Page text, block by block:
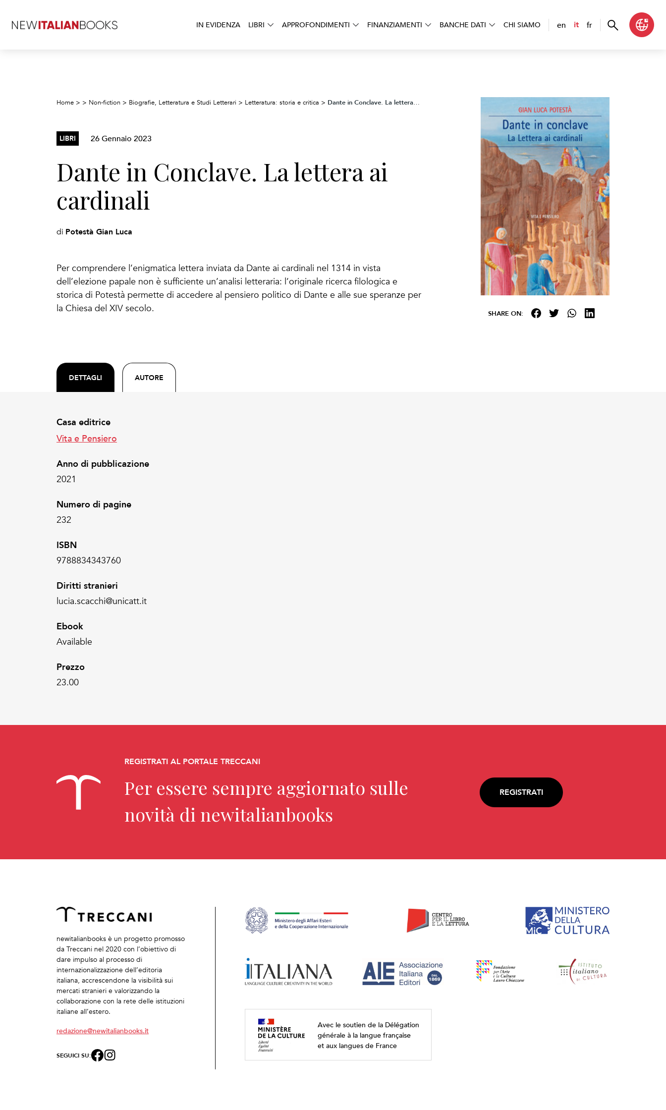
IN EVIDENZA LIBRI APPROFONDIMENTI FINANZIAMENTI BANCHE DATI CHI SIAMO en it fr
Home > > Non-fiction > Biografie, Letteratura e Studi Letterari > Letteratura: storia e critica > Dante in Conclave. La lettera ai cardinali
LIBRI 26 Gennaio 2023
Dante in Conclave. La lettera ai
cardinali
di Potestà Gian Luca
Per comprendere l’enigmatica lettera inviata da Dante ai cardinali nel 1314 in vista
dell’elezione papale non è sufficiente un’analisi letteraria: l’originale ricerca filologica e
storica di Potestà permette di accedere al pensiero politico di Dante e alle sue speranze per
la Chiesa del XIV secolo.
DETTAGLI AUTORE
Casa editrice
Vita e Pensiero
Anno di pubblicazione
2021
Numero di pagine
232
ISBN
9788834343760
Diritti stranieri
lucia.scacchi@unicatt.it
Ebook
Available
Prezzo
23.00
SHARE ON:
REGISTRATI AL PORTALE TRECCANI
Per essere sempre aggiornato sulle
novità di newitalianbooks
REGISTRATI
newitalianbooks è un progetto promosso
da Treccani nel 2020 con l’obiettivo di
dare impulso al processo di
internazionalizzazione dell’editoria
italiana, accrescendone la visibilità sui
mercati stranieri e valorizzando la
collaborazione con la rete delle istituzioni
italiane all’estero.
redazione@newitalianbooks.it
SEGUICI SU:
Avec le soutien de la Délégation
générale à la langue française
et aux langues de France